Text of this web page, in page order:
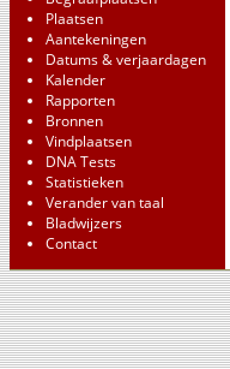
Plaatsen
Aantekeningen
Datums & verjaardagen
Kalender
Rapporten
Bronnen
Vindplaatsen
DNA Tests
Statistieken
Verander van taal
Bladwijzers
Contact